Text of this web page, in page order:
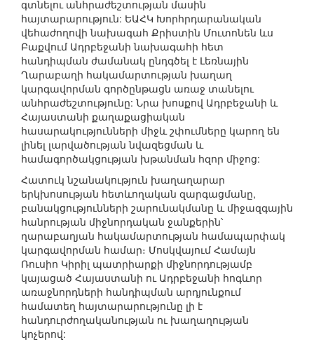
գտնելու անհրաժեշտության մասին
հայտարարություն: ԵԱՀԿ Խորհրդարանական
վեհաժողովի նախագահ Քրիստին Մուտոնեն ևս
Բաքվում Ադրբեջանի նախագահի հետ
հանդիպման ժամանակ ընդգծել է Լեռնային
Ղարաբաղի հակամարտության խաղաղ
կարգավորման գործընթացն առաջ տանելու
անհրաժեշտությունը: Նրա խոսքով Ադրբեջանի և
Հայաստանի քաղաքացիական
հասարակությունների միջև շփումները կարող են
լինել լարվածության նվազեցման և
համագործակցության խթանման հզոր միջոց:
Հատուկ նշանակություն խաղաղարար
երկխոսության հետևողական զարգացմանը,
բանակցությունների շարունակմանը և միջազգային
հանրության միջնորդական ջանքերին՝
ղարաբաղյան հակամարտության համապարփակ
կարգավորման համար։ Մոսկվայում Համայն
Ռուսիո Կիրիլ պատրիարքի միջնորդությամբ
կայացած Հայաստանի ու Ադրբեջանի հոգևոր
առաջնորդների հանդիպման արդյունքում
համատեղ հայտարարությունը լի է
հանդուրժողականության ու խաղաղության
կոչերով: